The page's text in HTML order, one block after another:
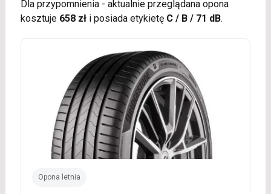
Dla przypomnienia - aktualnie przeglądana opona
kosztuje 658 złi posiada etykietę C / B / 71 dB.
Opona letnia